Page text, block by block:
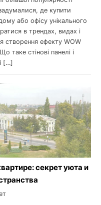
де купити
або офісу унікального
в трендах, видах і
створення ефекту WOW
таке стінові панелі і
[…]
секрет уюта и